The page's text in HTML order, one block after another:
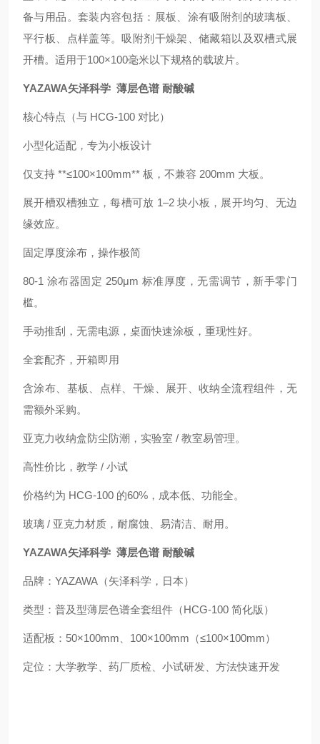
备与用品。套装内容包括：展板、涂有吸附剂的玻璃板、
平行板、点样盖等。吸附剂干燥架、储藏箱以及双槽式展
开槽。适用于100×100毫米以下规格的载玻片。
YAZAWA矢泽科学 薄层色谱 耐酸碱
核心特点（与 HCG-100 对比）
小型化适配，专为小板设计
仅支持 **≤100×100mm** 板，不兼容 200mm 大板。
展开槽双槽独立，每槽可放 1–2 块小板，展开均匀、无边
缘效应。
固定厚度涂布，操作极简
80-1 涂布器固定 250μm 标准厚度，无需调节，新手零门
槛。
手动推刮，无需电源，桌面快速涂板，重现性好。
全套配齐，开箱即用
含涂布、基板、点样、干燥、展开、收纳全流程组件，无
需额外采购。
亚克力收纳盒防尘防潮，实验室 / 教室易管理。
高性价比，教学 / 小试
价格约为 HCG-100 的60%，成本低、功能全。
玻璃 / 亚克力材质，耐腐蚀、易清洁、耐用。
YAZAWA矢泽科学 薄层色谱 耐酸碱
品牌：YAZAWA（矢泽科学，日本）
类型：普及型薄层色谱全套组件（HCG-100 简化版）
适配板：50×100mm、100×100mm（≤100×100mm）
定位：大学教学、药厂质检、小试研发、方法快速开发